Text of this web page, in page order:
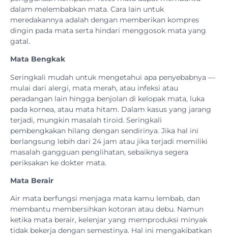
dalam melembabkan mata. Cara lain untuk
meredakannya adalah dengan memberikan kompres
dingin pada mata serta hindari menggosok mata yang
gatal.
Mata Bengkak
Seringkali mudah untuk mengetahui apa penyebabnya —
mulai dari alergi, mata merah, atau infeksi atau
peradangan lain hingga benjolan di kelopak mata, luka
pada kornea, atau mata hitam. Dalam kasus yang jarang
terjadi, mungkin masalah tiroid. Seringkali
pembengkakan hilang dengan sendirinya. Jika hal ini
berlangsung lebih dari 24 jam atau jika terjadi memiliki
masalah gangguan penglihatan, sebaiknya segera
periksakan ke dokter mata.
Mata Berair
Air mata berfungsi menjaga mata kamu lembab, dan
membantu membersihkan kotoran atau debu. Namun
ketika mata berair, kelenjar yang memproduksi minyak
tidak bekerja dengan semestinya. Hal ini mengakibatkan